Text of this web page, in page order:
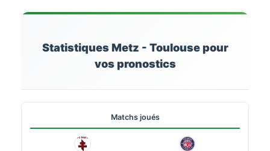
Statistiques Metz - Toulouse pour
vos pronostics
Matchs joués